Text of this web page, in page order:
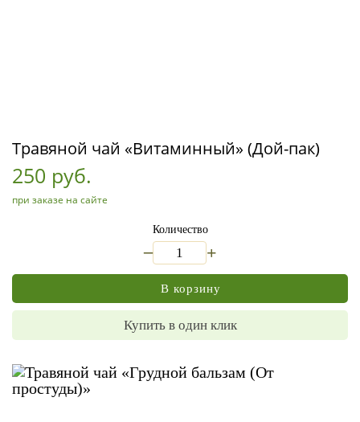
Травяной чай «Витаминный» (Дой-пак)
250 руб.
при заказе на сайте
Количество
+
В корзину
Купить в один клик